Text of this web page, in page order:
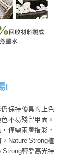
!
保持優異的上色
不易殘留甲面。
僅需兩層指彩，
，Nature Strong植
Strong輕盈高光持